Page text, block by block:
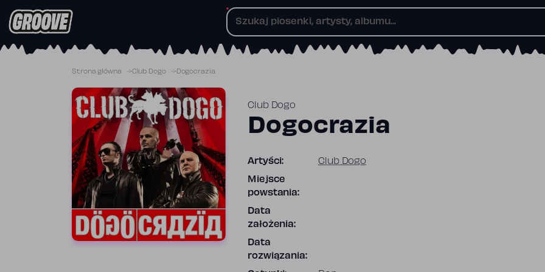
Przejdź
do
treści
Strona główna Club Dogo Dogocrazia
Club Dogo
Dogocrazia
Artyści: Club Dogo
Miejsce
powstania:
Data
założenia:
Data
rozwiązania: